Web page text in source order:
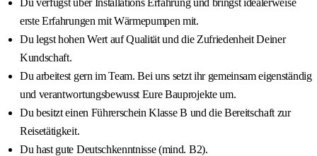
erste Erfahrungen mit Wärmepumpen mit.
Du legst hohen Wert auf Qualität und die Zufriedenheit Deiner
Kundschaft.
Du arbeitest gern im Team. Bei uns setzt ihr gemeinsam eigenständig
und verantwortungsbewusst Eure Bauprojekte um.
Du besitzt einen Führerschein Klasse B und die Bereitschaft zur
Reisetätigkeit.
Du hast gute Deutschkenntnisse (mind. B2).